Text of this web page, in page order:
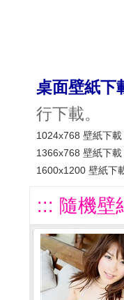
桌面壁紙下
行下載。
1024x768 壁紙下載
1366x768 壁紙下載
1600x1200 壁紙下
::: 隨機壁